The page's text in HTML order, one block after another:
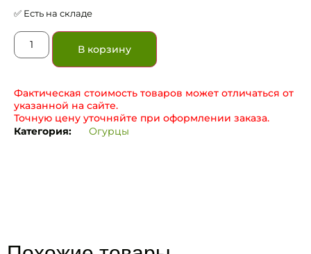
✅ Есть на складе
В корзину
Фактическая стоимость товаров может отличаться от
указанной на сайте.
Точную цену уточняйте при оформлении заказа.
Категория:
Огурцы